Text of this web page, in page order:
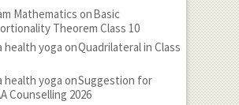
Mathematics onBasic
Theorem Class 10
health yoga onQuadrilateral in Class
health yoga onSuggestion for
Counselling 2026